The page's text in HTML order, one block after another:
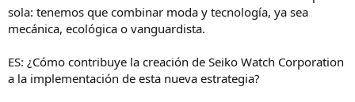
sola: tenemos que combinar moda y tecnología, ya sea
mecánica, ecológica o vanguardista.
ES: ¿Cómo contribuye la creación de Seiko Watch Corporation
a la implementación de esta nueva estrategia?